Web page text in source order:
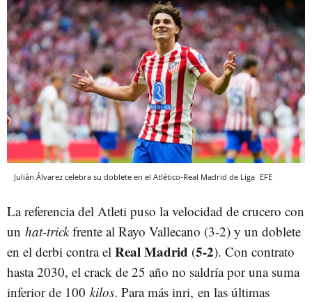
Julián Álvarez celebra su doblete en el Atlético-Real Madrid de Liga EFE
La referencia del Atleti puso la velocidad de crucero con
un hat-trickfrente al Rayo Vallecano (3-2) y un doblete
en el derbi contra el Real Madrid (5-2). Con contrato
hasta 2030, el crack de 25 año no saldría por una suma
inferior de 100 kilos. Para más inri, en las últimas